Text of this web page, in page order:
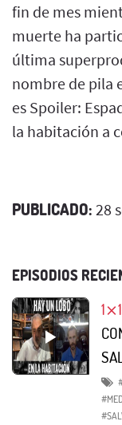
fin de mes
muerte ha
última
nombre de pila
es Spoiler:
la habitación a
PUBLICADO: 28
EPISODIOS